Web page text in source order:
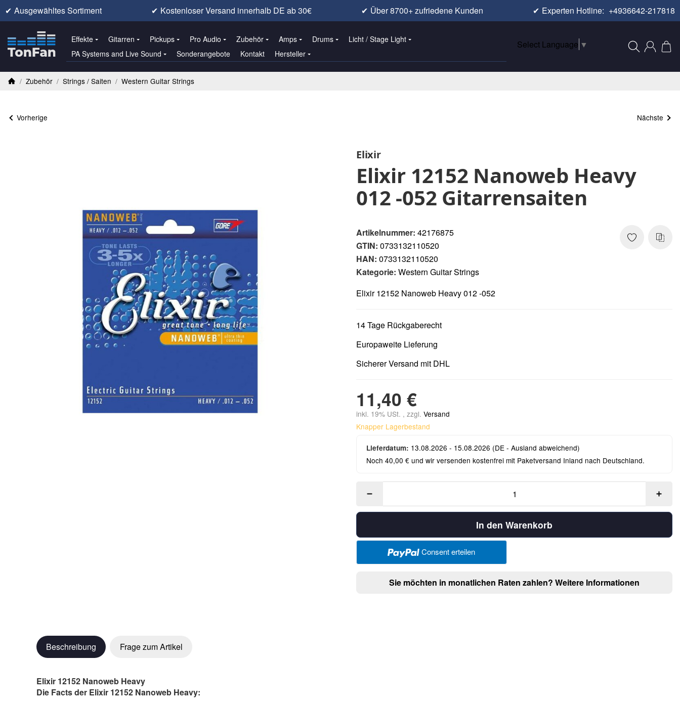
✔ Ausgewähltes Sortiment ✔ Kostenloser Versand innerhalb DE ab 30€ ✔ Über 8700+ zufriedene Kunden ✔ Experten Hotline: +4936642-217818
Effekte Gitarren Pickups Pro Audio Zubehör Amps Drums
Licht / Stage Light
PA Systems and Live Sound
Sonderangebote Kontakt Hersteller
Select Language ▼
/ Zubehör / Strings / Saiten / Western Guitar Strings
Vorherige Nächste
Elixir
Elixir 12152 Nanoweb Heavy
012 -052 Gitarrensaiten
Artikelnummer: 42176875
GTIN: 0733132110520
HAN: 0733132110520
Kategorie: Western Guitar Strings
Elixir 12152 Nanoweb Heavy 012 -052
14 Tage Rückgaberecht
Europaweite Lieferung
Sicherer Versand mit DHL
11,40 €
inkl. 19% USt. , zzgl. Versand
Knapper Lagerbestand
Lieferdatum: 13.08.2026 - 15.08.2026 (DE - Ausland abweichend)
Noch 40,00 € und wir versenden kostenfrei mit Paketversand Inland nach Deutschland.
In den Warenkorb
Consent erteilen
Sie möchten in monatlichen Raten zahlen? Weitere Informationen
Beschreibung Frage zum Artikel
Elixir 12152 Nanoweb Heavy
Die Facts der Elixir 12152 Nanoweb Heavy: